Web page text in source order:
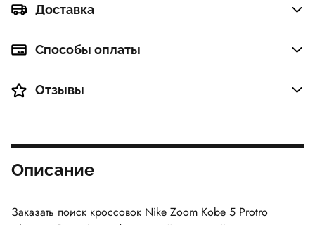
Доставка
Способы оплаты
Отзывы
Описание
Заказать поиск кроссовок Nike Zoom Kobe 5 Protro